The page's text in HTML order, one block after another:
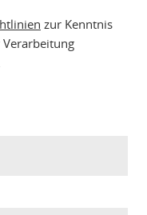
zur Kenntnis